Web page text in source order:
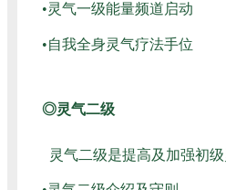
•灵气一级能量频道启动
•自我全身灵气疗法手位
◎灵气二级
灵气二级是提高及加强初